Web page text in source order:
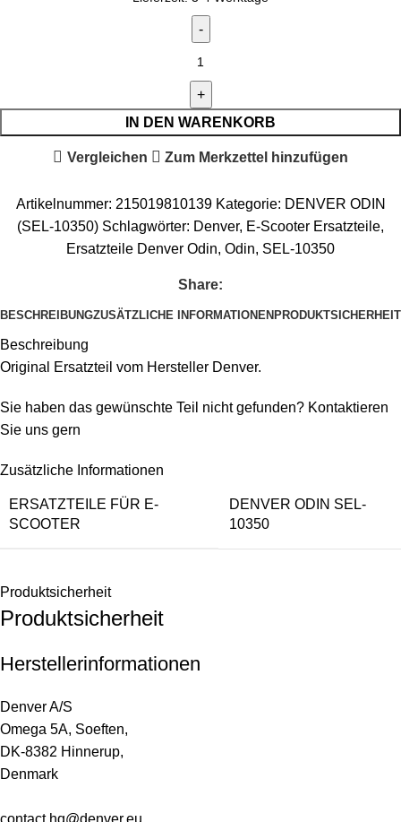
IN DEN WARENKORB
Vergleichen Zum Merkzettel hinzufügen
Artikelnummer: 215019810139 Kategorie: DENVER ODIN
(SEL-10350) Schlagwörter: Denver, E-Scooter Ersatzteile,
Ersatzteile Denver Odin, Odin, SEL-10350
Share:
BESCHREIBUNGZUSÄTZLICHE INFORMATIONEN PRODUKTSICHERHEIT
Beschreibung
Original Ersatzteil vom Hersteller Denver.
Sie haben das gewünschte Teil nicht gefunden? Kontaktieren
Sie uns gern
Zusätzliche Informationen
ERSATZTEILE FÜR E-
SCOOTER
DENVER ODIN SEL-
10350
Produktsicherheit
Produktsicherheit
Herstellerinformationen
Denver A/S
Omega 5A, Soeften,
DK-8382 Hinnerup,
Denmark